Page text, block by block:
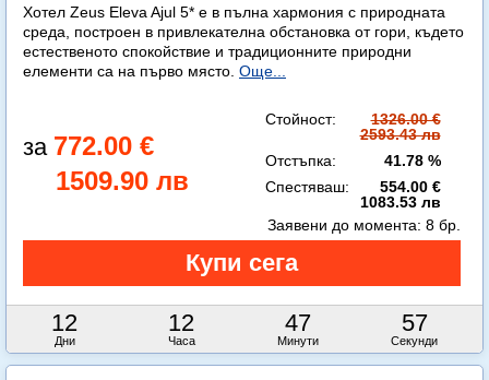
Хотел Zeus Eleva Ajul 5* е в пълна хармония с природната
среда, построен в привлекателна обстановка от гори, където
естественото спокойствие и традиционните природни
елементи са на първо място. Още...
772.00 €
1509.90 лв
Стойност:
1326.00 €
2593.43 лв
Отстъпка:
41.78 %
Спестяваш:
554.00 €
1083.53 лв
12
Дни
12
Часа
47
Минути
56
Секунди
Заявени до момента: 8 бр.